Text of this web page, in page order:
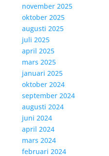
november 2025
oktober 2025
augusti 2025
juli 2025
april 2025
mars 2025
januari 2025
oktober 2024
september 2024
augusti 2024
juni 2024
april 2024
mars 2024
februari 2024